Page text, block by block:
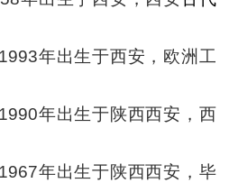
年出生于西安，欧洲工
年出生于陕西西安，西
年出生于陕西西安，毕